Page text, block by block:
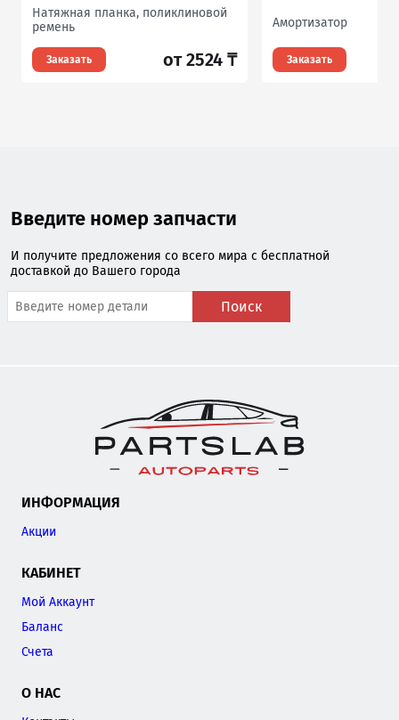
Натяжная планка, поликлиновой
ремень
Заказать от 2524 ₸
Амортизатор
Заказать
Введите номер запчасти
И получите предложения со всего мира с бесплатной
доставкой до Вашего города
Поиск
ИНФОРМАЦИЯ
Акции
КАБИНЕТ
Мой Аккаунт
Баланс
Счета
О НАС